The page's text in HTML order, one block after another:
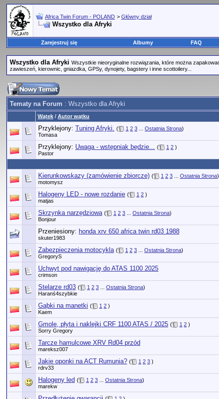
Africa Twin Forum - POLAND > Główny dział
Wszystko dla Afryki
Zarejestruj się Albumy FAQ
Wszystko dla Afryki Wszystkie nieoryginalne rozwiązania, które można
zawieszeń, kierownic, gniazdka, GPSy, dynojety, bagstery i inne scottoilery...
Tematy na Forum : Wszystko dla Afryki
Wątek / Autor wątku
Przyklejony: Tuning Afryki. ( 1 2 3 Ostatnia Strona)
Tomasa
Przyklejony: Uwaga - wstępniak będzie... ( 1 2 )
Pastor
Kierunkowskazy (zamówienie zbiorcze) ( 1 2 3 Ostatnia Strona)
motomysz
Halogeny LED - nowe rozdanie ( 1 2 )
matjas
Skrzynka narzędziowa ( 1 2 3 Ostatnia Strona)
Bonjour
Przeniesiony: honda xrv 650 africa twin rd03 1988
skuter1983
Zabezpieczenia motocykla ( 1 2 3 Ostatnia Strona)
GregoryS
Uchwyt pod nawigację do ATAS 1100 2025
crimson
Stelarze rd03 ( 1 2 3 Ostatnia Strona)
Haranś4szybkie
Gąbki na manetki ( 1 2 )
Kaem
Gmole, płyta i naklejki CRF 1100 ATAS / 2025 ( 1 2 )
Sorry Gregory
Tarcze hamulcowe XRV Rd04 przód
mareksz007
Jakie oponki na ACT Rumunia? ( 1 2 3 )
rdrv33
Halogeny led ( 1 2 3 Ostatnia Strona)
marekw